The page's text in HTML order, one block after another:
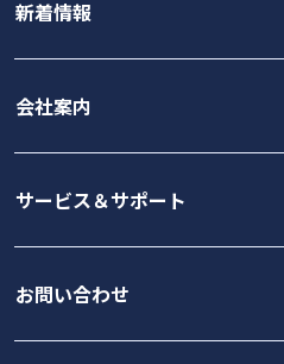
新着情報
会社案内
サービス＆サポート
お問い合わせ